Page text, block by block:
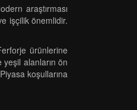
araştırması
işçilik önemlidir.
ürünlerine
yeşil alanların ön
koşullarına